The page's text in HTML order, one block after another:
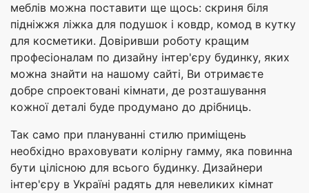
меблів можна поставити ще щось: скриня біля
підніжжя ліжка для подушок і ковдр, комод в кутку
для косметики. Довіривши роботу кращим
професіоналам по дизайну інтер'єру будинку, яких
можна знайти на нашому сайті, Ви отримаєте
добре спроектовані кімнати, де розташування
кожної деталі буде продумано до дрібниць.
Так само при плануванні стилю приміщень
необхідно враховувати колірну гамму, яка повинна
бути цілісною для всього будинку. Дизайнери
інтер'єру в Україні радять для невеликих кімнат